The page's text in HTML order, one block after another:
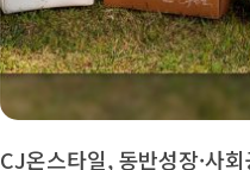
CJ온스타일, 동반성장·사